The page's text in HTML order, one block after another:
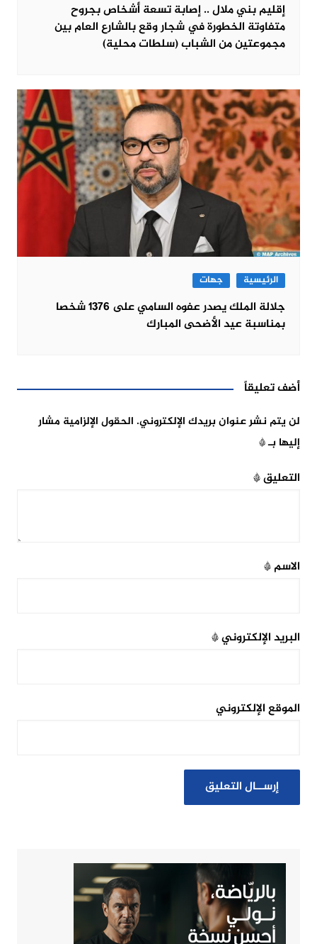
إقليم بني ملال .. إصابة تسعة أشخاص بجروح
متفاوتة الخطورة في شجار وقع بالشارع العام بين
مجموعتين من الشباب (سلطات محلية)
الرئيسية جهات
جلالة الملك يصدر عفوه السامي على 1376 شخصا
بمناسبة عيد الأضحى المبارك
أضف تعليقاً
لن يتم نشر عنوان بريدك الإلكتروني. الحقول الإلزامية مشار
إليها بـ*
التعليق*
الاسم*
البريد الإلكتروني*
الموقع الإلكتروني